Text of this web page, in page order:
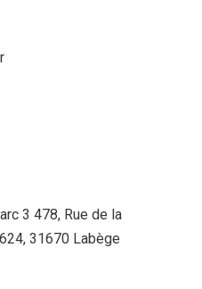
3 478, Rue de la
31670 Labège